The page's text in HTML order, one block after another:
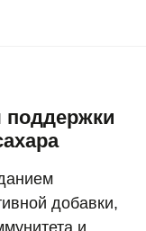
добавки,
и